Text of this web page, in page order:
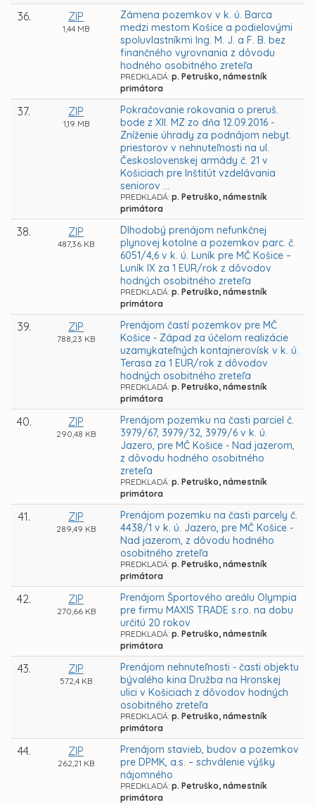
36. ZIP
1,44 MB
Zámena pozemkov v k. ú. Barca
medzi mestom Košice a podielovými
spoluvlastníkmi Ing. M. J. a F. B. bez
finančného vyrovnania z dôvodu
hodného osobitného zreteľa
PREDKLADÁ: p. Petruško, námestník
primátora
37. ZIP
1,19 MB
Pokračovanie rokovania o preruš.
bode z XII. MZ zo dňa 12.09.2016 -
Zníženie úhrady za podnájom nebyt.
priestorov v nehnuteľnosti na ul.
Československej armády č. 21 v
Košiciach pre Inštitút vzdelávania
seniorov ...
PREDKLADÁ: p. Petruško, námestník
primátora
38. ZIP
487,36 KB
Dlhodobý prenájom nefunkčnej
plynovej kotolne a pozemkov parc. č.
6051/4,6 v k. ú. Luník pre MČ Košice –
Luník IX za 1 EUR/rok z dôvodov
hodných osobitného zreteľa
PREDKLADÁ: p. Petruško, námestník
primátora
39. ZIP
788,23 KB
Prenájom častí pozemkov pre MČ
Košice - Západ za účelom realizácie
uzamykateľných kontajnerovísk v k. ú.
Terasa za 1 EUR/rok z dôvodov
hodných osobitného zreteľa
PREDKLADÁ: p. Petruško, námestník
primátora
40. ZIP
290,48 KB
Prenájom pozemku na časti parciel č.
3979/67, 3979/32, 3979/6 v k. ú.
Jazero, pre MČ Košice - Nad jazerom,
z dôvodu hodného osobitného
zreteľa
PREDKLADÁ: p. Petruško, námestník
primátora
41. ZIP
289,49 KB
Prenájom pozemku na časti parcely č.
4438/1 v k. ú. Jazero, pre MČ Košice -
Nad jazerom, z dôvodu hodného
osobitného zreteľa
PREDKLADÁ: p. Petruško, námestník
primátora
42. ZIP
270,66 KB
Prenájom Športového areálu Olympia
pre firmu MAXIS TRADE s.r.o. na dobu
určitú 20 rokov
PREDKLADÁ: p. Petruško, námestník
primátora
43. ZIP
572,4 KB
Prenájom nehnuteľnosti - časti objektu
bývalého kina Družba na Hronskej
ulici v Košiciach z dôvodov hodných
osobitného zreteľa
PREDKLADÁ: p. Petruško, námestník
primátora
44. ZIP
262,21 KB
Prenájom stavieb, budov a pozemkov
pre DPMK, a.s. – schválenie výšky
nájomného
PREDKLADÁ: p. Petruško, námestník
primátora